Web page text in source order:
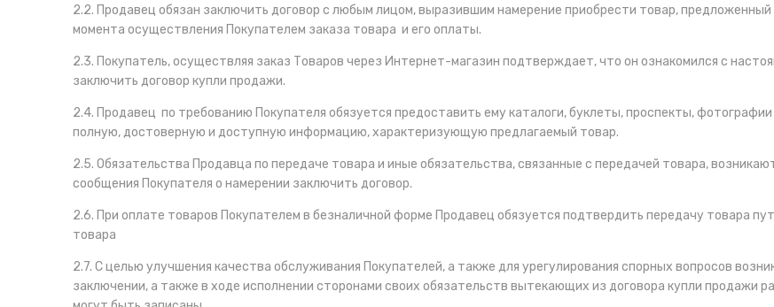
2.2. Продавец обязан заключить договор с любым лицом, выразившим намерение приобрести товар,
момента осуществления Покупателем заказа товара и его оплаты.
2.3. Покупатель, осуществляя заказ Товаров через Интернет-магазин подтверждает, что он ознакомился с
заключить договор купли продажи.
2.4. Продавец по требованию Покупателя обязуется предоставить ему каталоги, буклеты, проспекты,
полную, достоверную и доступную информацию, характеризующую предлагаемый товар.
2.5. Обязательства Продавца по передаче товара и иные обязательства, связанные с передачей товара,
сообщения Покупателя о намерении заключить договор.
2.6. При оплате товаров Покупателем в безналичной форме Продавец обязуется подтвердить передачу товара
товара
2.7. С целью улучшения качества обслуживания Покупателей, а также для урегулирования спорных вопросов
заключении, а также в ходе исполнении сторонами своих обязательств вытекающих из договора купли продажи